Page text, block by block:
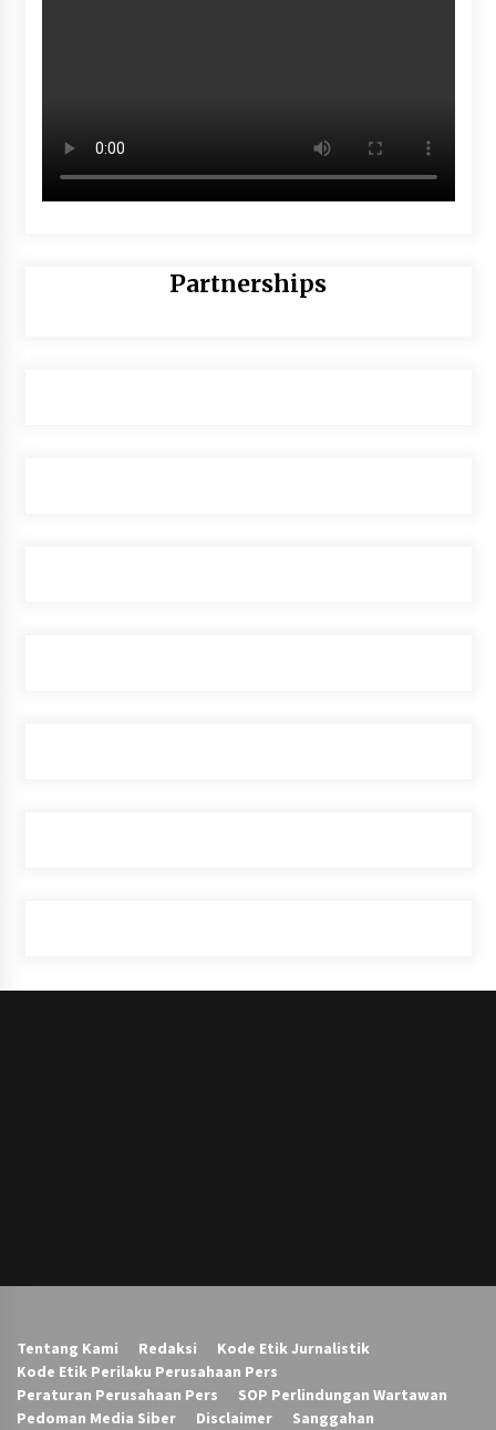
Partnerships
Tentang Kami Redaksi
Kode Etik Jurnalistik
Kode Etik Perilaku Perusahaan Pers
Peraturan Perusahaan Pers
SOP Perlindungan Wartawan
Pedoman Media Siber
Disclaimer Sanggahan